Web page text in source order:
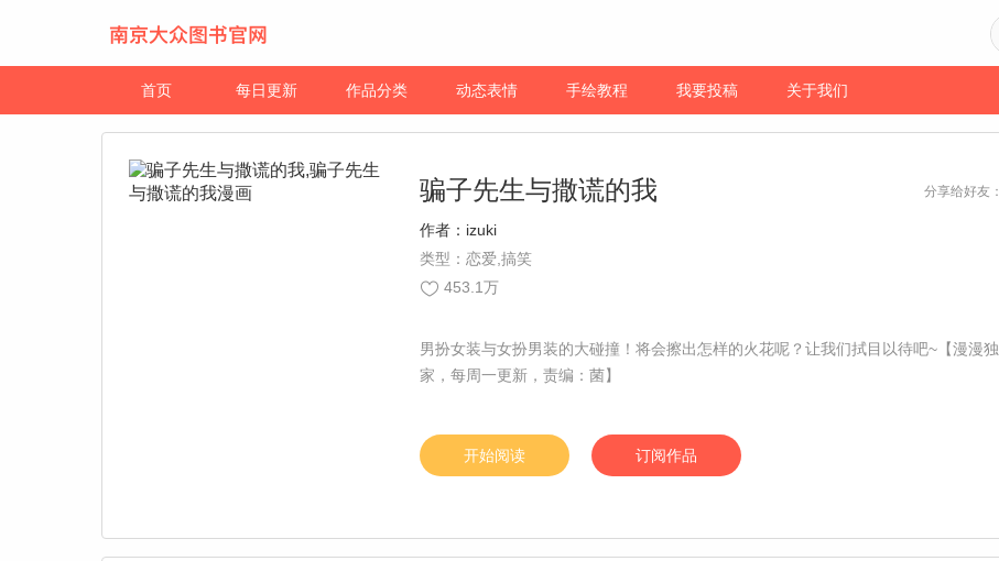
首页 每日更新 作品分类 动态表情 手绘教程 我要投稿 关于我们
骗子先生与撒谎的我 分享给好友：
作者： izuki
类型：恋爱,搞笑
453.1万
男扮女装与女扮男装的大碰撞！将会擦出怎样的火花呢？让我们拭目以待吧~【漫漫独
家，每周一更新，责编：菌】
开始阅读 订阅作品